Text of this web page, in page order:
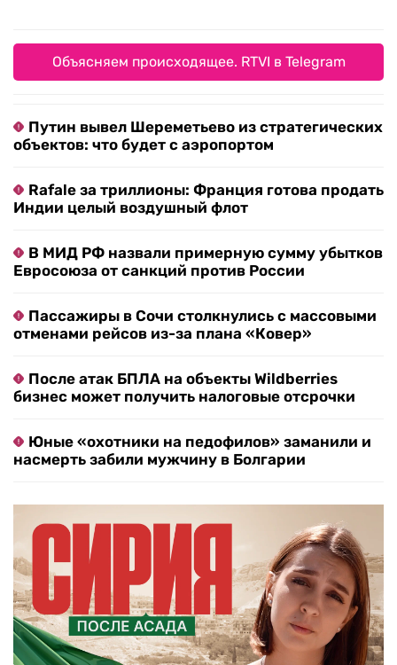
Объясняем происходящее. RTVI в Telegram
Путин вывел Шереметьево из стратегических
объектов: что будет с аэропортом
Rafale за триллионы: Франция готова продать
Индии целый воздушный флот
В МИД РФ назвали примерную сумму убытков
Евросоюза от санкций против России
Пассажиры в Сочи столкнулись с массовыми
отменами рейсов из-за плана «Ковер»
После атак БПЛА на объекты Wildberries
бизнес может получить налоговые отсрочки
Юные «охотники на педофилов» заманили и
насмерть забили мужчину в Болгарии